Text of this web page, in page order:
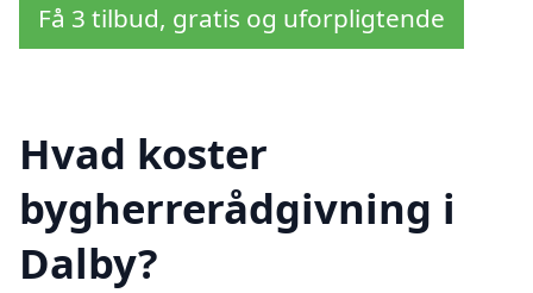
Få 3 tilbud, gratis og uforpligtende
Hvad koster
bygherrerådgivning i
Dalby?